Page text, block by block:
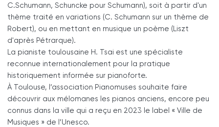
C.Schumann, Schuncke pour Schumann), soit à partir d'un
thème traité en variations (C. Schumann sur un thème de
Robert), ou en mettant en musique un poème (Liszt
d'après Pétrarque).
La pianiste toulousaine H. Tsai est une spécialiste
reconnue internationalement pour la pratique
historiquement informée sur pianoforte.
À Toulouse, l’association Pianomuses souhaite faire
découvrir aux mélomanes les pianos anciens, encore peu
connus dans la ville qui a reçu en 2023 le label « Ville de
Musiques » de l’Unesco.